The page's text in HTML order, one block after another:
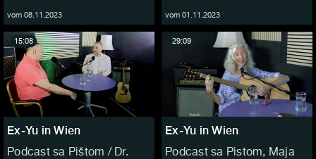
vom 08.11.2023 vom 01.11.2023
Ex-Yu in Wien
Podcast sa Pištom / Dr.
15:08
Ex-Yu in Wien
Podcast sa Pistom, Maja
29:09